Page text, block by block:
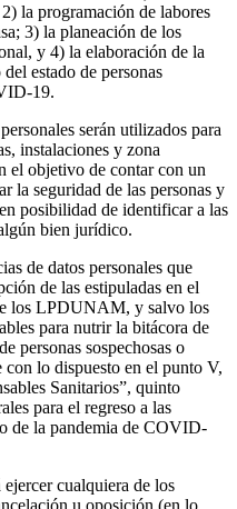
la programación de labores
3) la planeación de los
y 4) la elaboración de la
estado de personas
19.
serán utilizados para
instalaciones y zona
el objetivo de contar con un
la seguridad de las personas y
posibilidad de identificar a las
bien jurídico.
de datos personales que
de las estipuladas en el
los LPDUNAM, y salvo los
para nutrir la bitácora de
personas sospechosas o
lo dispuesto en el punto V,
Sanitarios”, quinto
para el regreso a las
de la pandemia de COVID-
cualquiera de los